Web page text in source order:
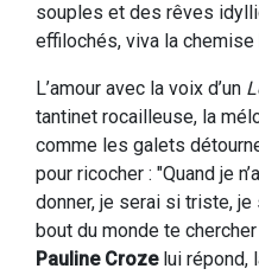
souples et des rêves
effilochés, viva la chemise
L’amour avec la voix d’un
tantinet rocailleuse, la
comme les galets
pour ricocher : "Quand je
donner, je serai si triste, je
bout du monde te
Pauline Crozelui répond,